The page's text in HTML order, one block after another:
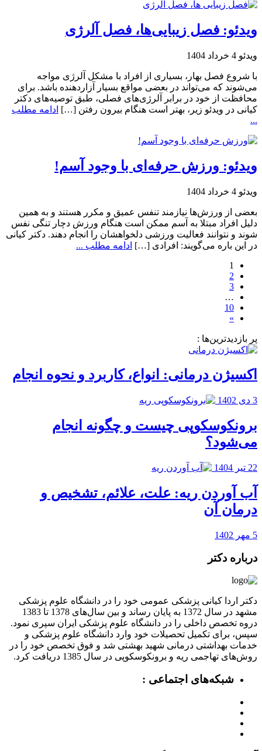
ویدئو: فصل زیبایی‌ها، فصل آلرژی
ویدئو 4 خرداد 1404
با شروع فصل بهار، بسیاری از افراد با مشکل آلرژی مواجه
می‌شوند که می‌تواند در بعضی مواقع بسیار آزاردهنده باشد. برای
محافظت از خود در برابر آلرژی‌های فصلی، طبق توصیه‌های دکتر
کیانی در ویدئو زیر، بهتر است هنگام بیرون رفتن […] ادامه مطلب
...
ویدئو: ورزش حرفه‌ای با وجود آسم‌!
ویدئو 4 خرداد 1404
بعضی از ورزش‌ها نیازمند تنفس عمیق و مکرر هستند و به همین
دلیل افراد مبتلا به آسم ممکن است هنگام ورزش دچار تنگی نفس
شوند و نتوانند فعالیت ورزشی دلخواهشان را انجام دهند. دکتر کیانی
در این باره می‌گویند: افرادی […] ادامه مطلب ...
1
2
3
…
10
»
پر بازدیدترین‌ها :
اکسیژن درمانی: انواع، کاربرد و نحوه انجام
3 دی 1402
برونکوسکوپی چیست و چگونه انجام
می‌شود؟
22 تیر 1404
آب آوردن ریه: علت،‌ علائم، تشخیص و
درمان آن
5 مهر 1402
درباره دکتر
دکتر اردا کیانی پزشکی عمومی خود را در دانشگاه علوم پزشکی
مشهد در سال 1372 به پایان رساند و بین سال‌های 1378 تا 1383
دروه تخصص داخلی را در دانشگاه علوم پزشکی ایران سپری نمود.
سپس، برای تکمیل تحصیلات خود وارد دانشگاه علوم پزشکی و
خدمات بهداشتی درمانی شهید بهشتی شد و فوق تخصص خود را در
روش‌های تهاجمی ریه و برونکوسکوپی در سال 1385 دریافت کرد.
شبکه‌های اجتماعی :